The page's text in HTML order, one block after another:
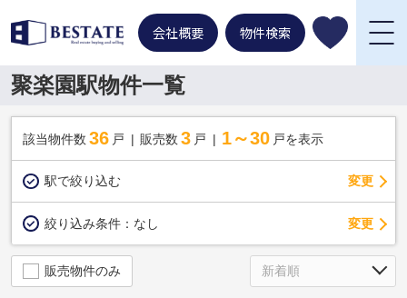
会社概要 物件検索
聚楽園駅物件一覧
該当物件数 36 戸 販売数 3 戸 1～30 戸を表示
駅で絞り込む 変更
絞り込み条件： なし 変更
販売物件のみ